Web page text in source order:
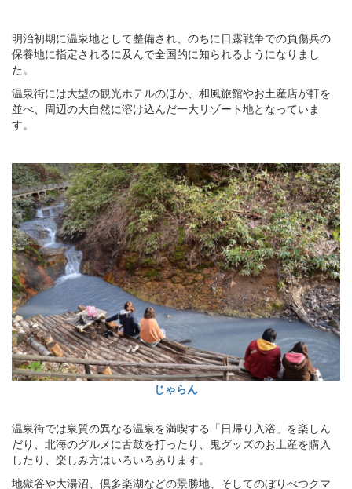
明治初期に温泉地として整備され、のちに日露戦争での負傷兵の
保養地に指定されるに及んで全国的に知られるようになりまし
た。
温泉街には大型の観光ホテルのほか、和風旅館やお土産店が軒を
並べ、周辺の大自然に溶け込んだ一大リゾート地となっていま
す。
じゃらん
温泉街では泉質の異なる温泉を満喫する「日帰り入浴」を楽しん
だり、北海のグルメに舌鼓を打ったり、鬼グッズのお土産を購入
したり、楽しみ方はいろいろあります。
地獄谷や大湯沼、倶多楽湖などの景勝地、そしてのぼりべつクマ